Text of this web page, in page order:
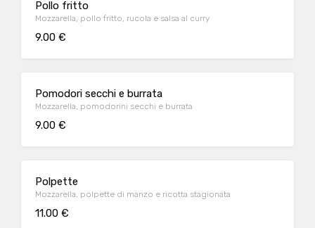
Pollo fritto
Mozzarella, pollo fritto, rucola e salsa al curry
9.00 €
Pomodori secchi e burrata
Mozzarella, pomodorini secchi e burrata
9.00 €
Polpette
Mozzarella, polpette di manzo e ricotta stagionata
11.00 €